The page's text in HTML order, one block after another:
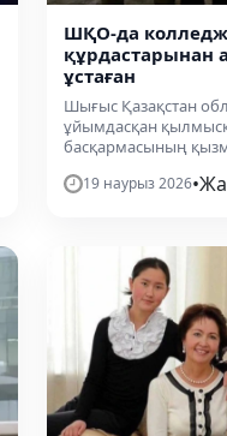
ШҚО-да колледж
құрдастарынан
ұстаған
Шығыс Қазақстан
ұйымдасқан
басқармасының
19 наурыз 2026•